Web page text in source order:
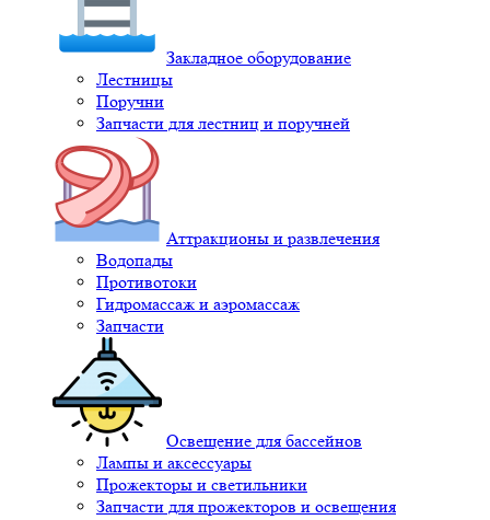
Закладное оборудование
Лестницы
Поручни
Запчасти для лестниц и поручней
Аттракционы и развлечения
Водопады
Противотоки
Гидромассаж и аэромассаж
Запчасти
Освещение для бассейнов
Лампы и аксессуары
Прожекторы и светильники
Запчасти для прожекторов и освещения